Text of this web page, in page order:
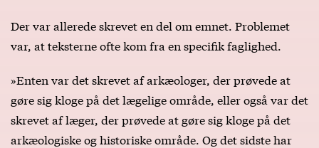
Der var allerede skrevet en del om emnet. Problemet
var, at teksterne ofte kom fra en specifik faglighed.
»Enten var det skrevet af arkæologer, der prøvede at
gøre sig kloge på det lægelige område, eller også var det
skrevet af læger, der prøvede at gøre sig kloge på det
arkæologiske og historiske område. Og det sidste har